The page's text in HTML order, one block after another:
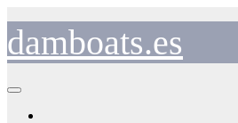
contenido
damboats.es